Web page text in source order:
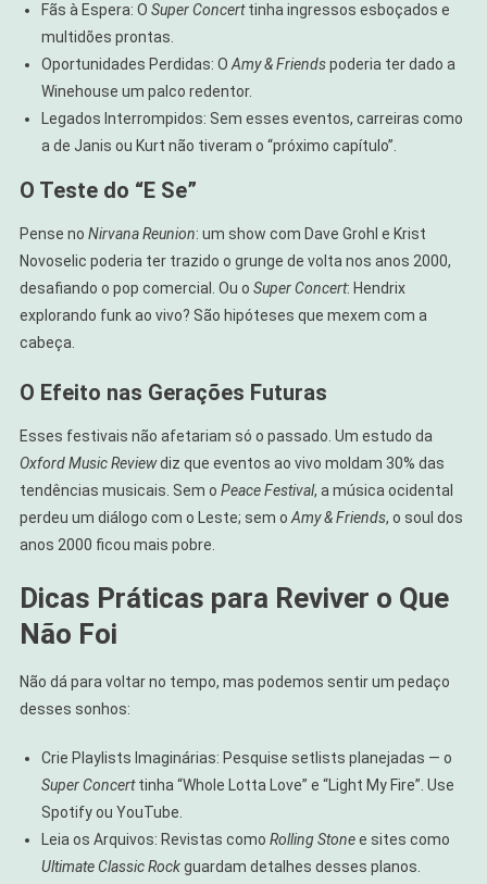
Fãs à Espera: O Super Concerttinha ingressos esboçados e
multidões prontas.
Oportunidades Perdidas: OAmy & Friendspoderia ter dado a
Winehouse um palco redentor.
Legados Interrompidos: Sem esses eventos, carreiras como
a de Janis ou Kurt não tiveram o “próximo capítulo”.
O Teste do “E Se”
Pense no Nirvana Reunion: um show com Dave Grohl e Krist
Novoselic poderia ter trazido o grunge de volta nos anos 2000,
desafiando o pop comercial. Ou o Super Concert: Hendrix
explorando funk ao vivo? São hipóteses que mexem com a
cabeça.
O Efeito nas Gerações Futuras
Esses festivais não afetariam só o passado. Um estudo da
Oxford Music Reviewdiz que eventos ao vivo moldam 30% das
tendências musicais. Sem o Peace Festival, a música ocidental
perdeu um diálogo com o Leste; sem oAmy & Friends, o soul dos
anos 2000 ficou mais pobre.
Dicas Práticas para Reviver o Que
Não Foi
Não dá para voltar no tempo, mas podemos sentir um pedaço
desses sonhos:
Crie Playlists Imaginárias: Pesquise setlists planejadas — o
Super Concerttinha “Whole Lotta Love” e “Light My Fire”. Use
Spotify ou YouTube.
Leia os Arquivos: Revistas como Rolling Stonee sites como
Ultimate Classic Rockguardam detalhes desses planos.